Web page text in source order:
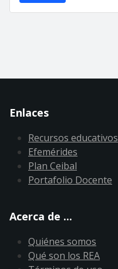
Enlaces
Recursos educativos
Efemérides
Plan Ceibal
Portafolio Docente
Acerca de ...
Quiénes somos
Qué son los REA